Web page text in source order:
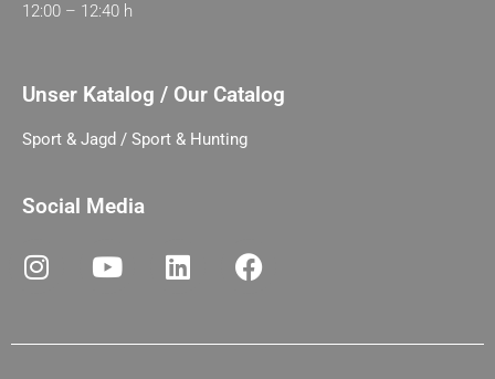
12:00 – 12:40 h
Unser Katalog / Our Catalog
Sport & Jagd / Sport & Hunting
Social Media